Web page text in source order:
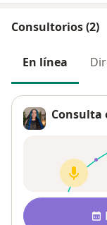
Consultorios (2)
En línea
Consulta
Disponibilidad